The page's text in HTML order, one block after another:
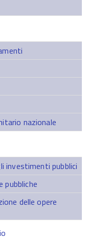
nazionale
investimenti pubblici
pubbliche
delle opere